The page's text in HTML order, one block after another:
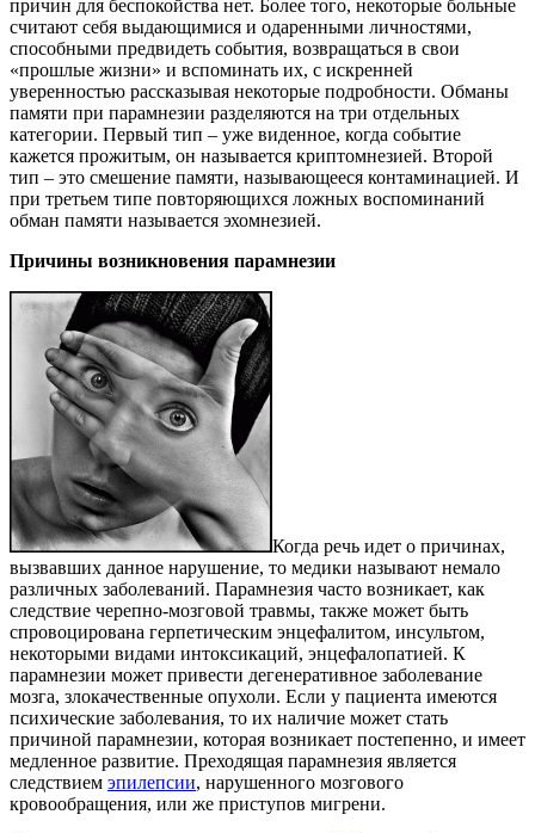
причин для беспокойства нет. Более того, некоторые больные
считают себя выдающимися и одаренными личностями,
способными предвидеть события, возвращаться в свои
«прошлые жизни» и вспоминать их, с искренней
уверенностью рассказывая некоторые подробности. Обманы
памяти при парамнезии разделяются на три отдельных
категории. Первый тип – уже виденное, когда событие
кажется прожитым, он называется криптомнезией. Второй
тип – это смешение памяти, называющееся контаминацией. И
при третьем типе повторяющихся ложных воспоминаний
обман памяти называется эхомнезией.
Причины возникновения парамнезии
Когда речь идет о причинах,
вызвавших данное нарушение, то медики называют немало
различных заболеваний. Парамнезия часто возникает, как
следствие черепно-мозговой травмы, также может быть
спровоцирована герпетическим энцефалитом, инсультом,
некоторыми видами интоксикаций, энцефалопатией. К
парамнезии может привести дегенеративное заболевание
мозга, злокачественные опухоли. Если у пациента имеются
психические заболевания, то их наличие может стать
причиной парамнезии, которая возникает постепенно, и имеет
медленное развитие. Преходящая парамнезия является
следствием эпилепсии, нарушенного мозгового
кровообращения, или же приступов мигрени.